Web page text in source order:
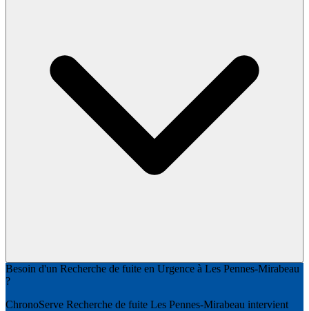
Besoin d'un Recherche de fuite en Urgence à Les Pennes-Mirabeau
?
ChronoServe Recherche de fuite Les Pennes-Mirabeau intervient